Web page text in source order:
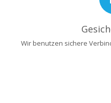
Wir benutzen sichere